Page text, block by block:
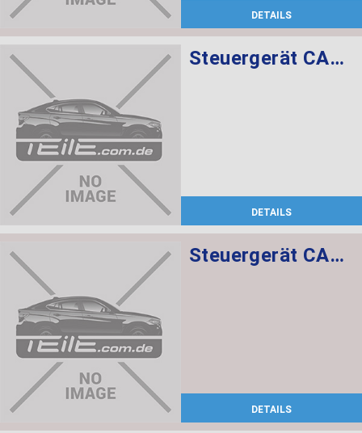
DETAILS
Steuergerät CAS CAS3
DETAILS
Steuergerät CAS CAS3
DETAILS